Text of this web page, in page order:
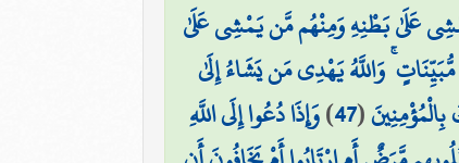
عَلَىٰ بَطْنِهِ وَمِنْهُم مَّن يَمْشِي عَلَىٰ
مُّبَيِّنَاتٍ ۚ وَاللَّهُ يَهْدِي مَن يَشَاءُ إِلَىٰ
(
47
)وَإِذَا دُعُوا إِلَى اللَّهِ